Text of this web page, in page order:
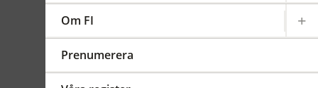
Om FI
Prenumerera
samma betydelse som i
Finansinspektionens
om krediter i